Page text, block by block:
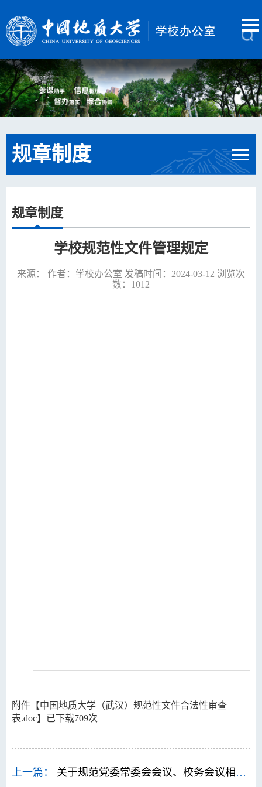
规章制度
规章制度
学校规范性文件管理规定
来源： 作者：学校办公室 发稿时间：2024-03-12 浏览次
数： 1012
附件【中国地质大学（武汉）规范性文件合法性审查
表.doc】已下载709次
上一篇： 关于规范党委常委会会议、校务会议相关工作的通知